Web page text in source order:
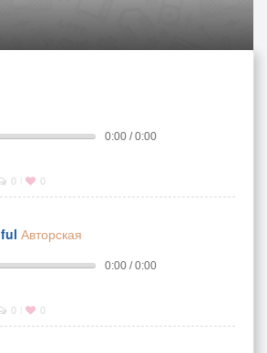
0:00 / 0:00
0 0
Авторская
0:00 / 0:00
0 0